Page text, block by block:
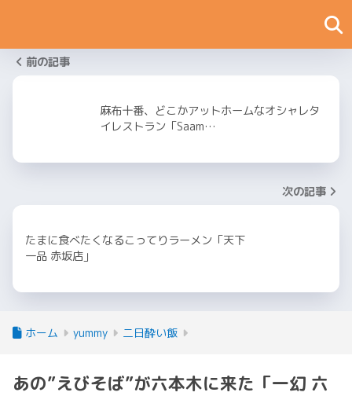
前の記事
麻布十番、どこかアットホームなオシャレタ
イレストラン「Saam…
次の記事
たまに食べたくなるこってりラーメン「天下
一品 赤坂店」
ホーム yummy 二日酔い飯
あの”えびそば”が六本木に来た「一幻 六